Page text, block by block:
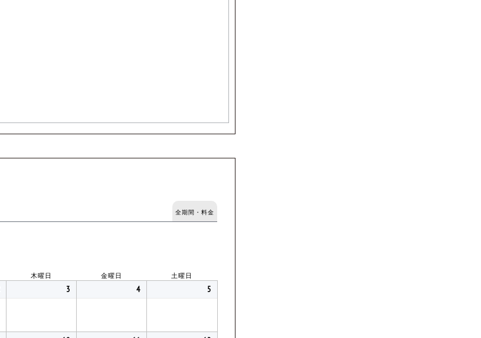
全期間・料金
木曜日 金曜日 土曜日
3 4 5